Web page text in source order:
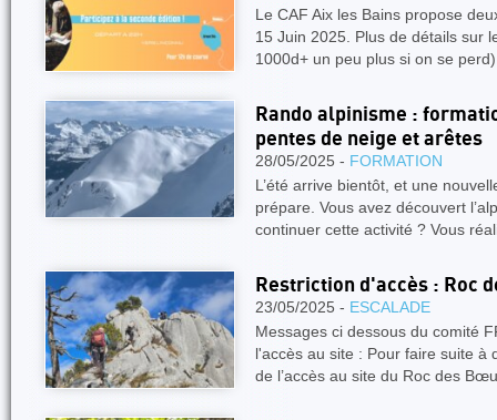
Le CAF Aix les Bains propose
15 Juin 2025. Plus de détails sur
1000d+ un peu plus si on se
Rando alpinisme :
pentes de neige et arêtes
28/05/2025 - FORMATION
L’été arrive bientôt, et une
prépare. Vous avez découvert
continuer cette activité ? Vous
Restriction d'accès : Roc
23/05/2025 - ESCALADE
Messages ci dessous du comité
l'accès au site : Pour faire suite à
de l’accès au site du Roc des